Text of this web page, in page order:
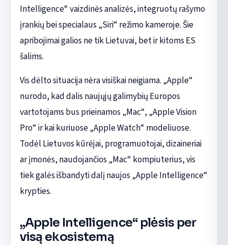
Intelligence“ vaizdinės analizės, integruotų rašymo
įrankių bei specialaus „Siri“ režimo kameroje. Šie
apribojimai galios ne tik Lietuvai, bet ir kitoms ES
šalims.
Vis dėlto situacija nėra visiškai neigiama. „Apple“
nurodo, kad dalis naujųjų galimybių Europos
vartotojams bus prieinamos „Mac“, „Apple Vision
Pro“ ir kai kuriuose „Apple Watch“ modeliuose.
Todėl Lietuvos kūrėjai, programuotojai, dizaineriai
ar įmonės, naudojančios „Mac“ kompiuterius, vis
tiek galės išbandyti dalį naujos „Apple Intelligence“
krypties.
„Apple Intelligence“ plėsis per
visą ekosistemą